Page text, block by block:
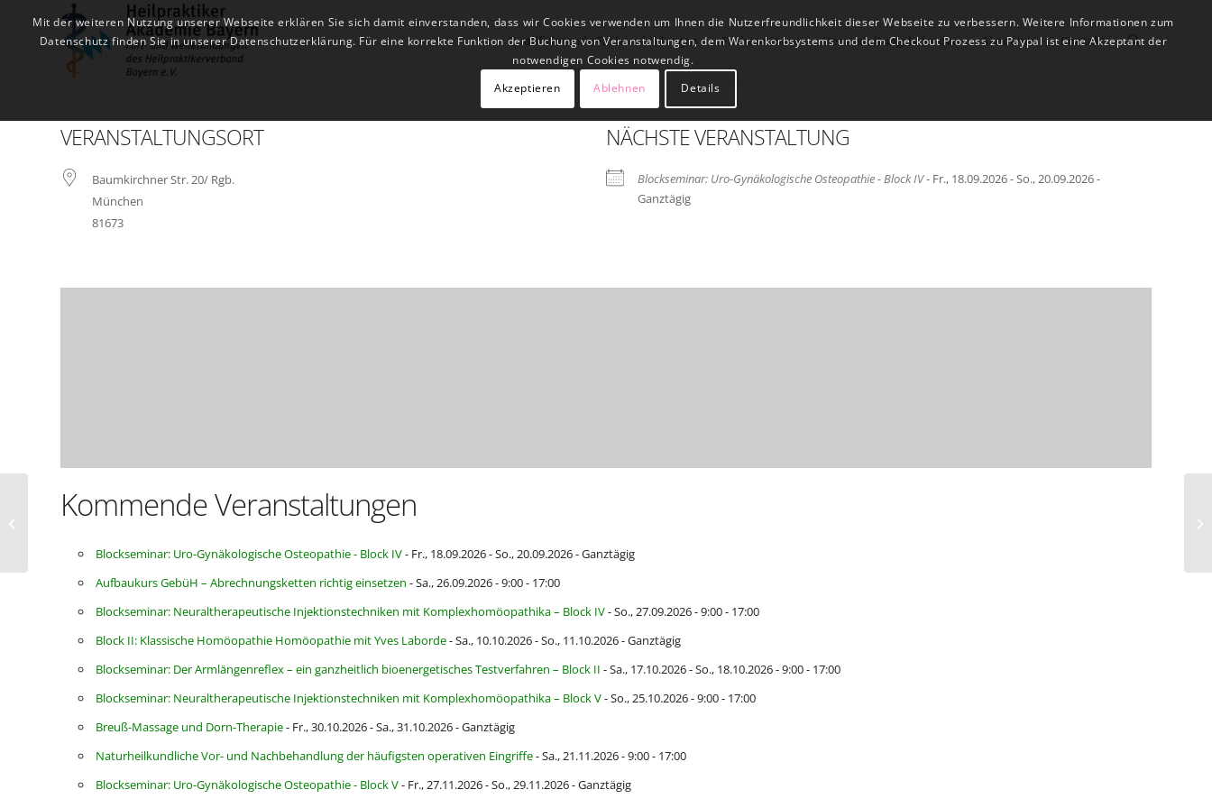
Qualifizierende Fachausbildungen Fachseminare Veranstaltungskalender Akademie Kontakt
VERANSTALTUNGSORT
Baumkirchner Str. 20/ Rgb.
München
81673
NÄCHSTE VERANSTALTUNG
Blockseminar: Uro-Gynäkologische Osteopathie - Block IV- Fr., 18.09.2026 - So., 20.09.2026 -
Ganztägig
Kommende Veranstaltungen
Blockseminar: Uro-Gynäkologische Osteopathie - Block IV- Fr., 18.09.2026 - So., 20.09.2026 - Ganztägig
Aufbaukurs GebüH – Abrechnungsketten richtig einsetzen - Sa., 26.09.2026 - 9:00 - 17:00
Blockseminar: Neuraltherapeutische Injektionstechniken mit Komplexhomöopathika – Block IV- So., 27.09.2026 - 9:00 - 17:00
Block II: Klassische Homöopathie Homöopathie mit Yves Laborde- Sa., 10.10.2026 - So., 11.10.2026 - Ganztägig
Blockseminar: Der Armlängenreflex – ein ganzheitlich bioenergetisches Testverfahren – Block II - Sa., 17.10.2026 - So., 18.10.2026 - 9:00 - 17:00
Blockseminar: Neuraltherapeutische Injektionstechniken mit Komplexhomöopathika – Block V- So., 25.10.2026 - 9:00 - 17:00
Breuß-Massage und Dorn-Therapie- Fr., 30.10.2026 - Sa., 31.10.2026 - Ganztägig
Naturheilkundliche Vor- und Nachbehandlung der häufigsten operativen Eingriffe- Sa., 21.11.2026 - 9:00 - 17:00
Blockseminar: Uro-Gynäkologische Osteopathie - Block V- Fr., 27.11.2026 - So., 29.11.2026 - Ganztägig
Mit der weiteren Nutzung unserer Webseite erklären Sie sich damit einverstanden, dass wir Cookies verwenden um Ihnen die Nutzerfreundlichkeit dieser Webseite zu verbessern. Weitere Informationen zum
Datenschutz finden Sie in unserer Datenschutzerklärung. Für eine korrekte Funktion der Buchung von Veranstaltungen, dem Warenkorbsystems und dem Checkout Prozess zu Paypal ist eine Akzeptant der
notwendigen Cookies notwendig.
Akzeptieren
Ablehnen Details